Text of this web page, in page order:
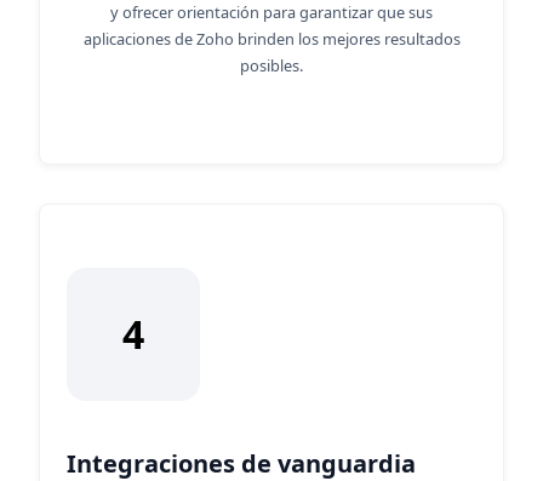
y ofrecer orientación para garantizar que sus
aplicaciones de Zoho brinden los mejores resultados
posibles.
4
Integraciones de vanguardia